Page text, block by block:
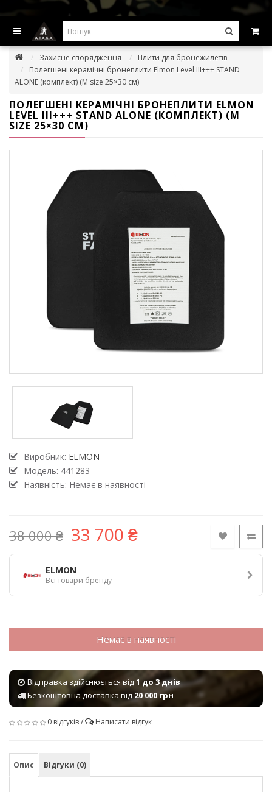
ВИГІДНІ ПРОПОЗИЦІІ — ЗНИЖКИ ДО -45%
Захисне спорядження
Плити для бронежилетів
Полегшені керамічні бронеплити Elmon Level III+++ STAND
ALONE (комплект) (M size 25×30 см)
ПОЛЕГШЕНІ КЕРАМІЧНІ БРОНЕПЛИТИ ELMON
LEVEL III+++ STAND ALONE (КОМПЛЕКТ) (M
SIZE 25×30 СМ)
Виробник: ELMON
Модель: 441283
Наявність: Немає в наявності
38 000 ₴ 33 700 ₴
ELMON
Всі товари бренду
Немає в наявності
Відправка здійснюється від1 до 3 днів
Безкоштовна доставка від20 000 грн
0 відгуків/ Написати відгук
Опис Відгуки (0)